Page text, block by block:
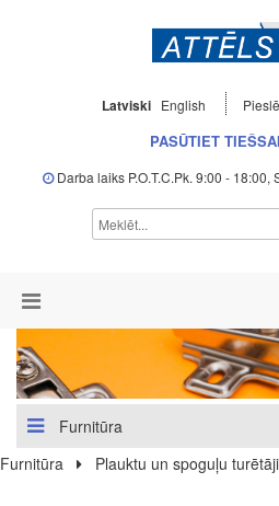
Latviski English
PASŪTIET
Darba laiks P.O.T.C.Pk. 9:00 - 18:00,
Furnitūra
Furnitūra
Plauktu un spoguļu turētāji